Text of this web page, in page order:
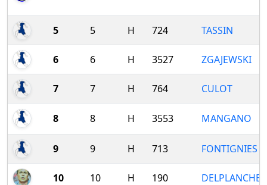
5 5 H 724 TASSIN
6 6 H 3527 ZGAJEWSKI
7 7 H 764 CULOT
8 8 H 3553 MANGANO
9 9 H 713 FONTIGNIES
10 10 H 190 DELPLANCHE